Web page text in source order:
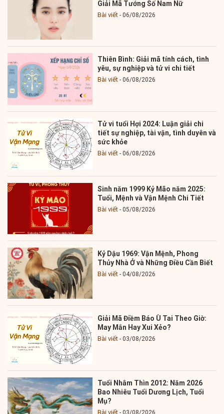
Giải Mã Tướng Số Nam Nữ
Bài viết 06/08/2026
Thiên Bình: Giải mã tính cách, tình
yêu, sự nghiệp và tử vi chi tiết
Bài viết 06/08/2026
Tử vi tuổi Hợi 2024: Luận giải chi
tiết sự nghiệp, tài vận, tình duyên và
sức khỏe
Bài viết 06/08/2026
Sinh năm 1999 Kỷ Mão năm 2025:
Tuổi, Mệnh và Vận Mệnh Chi Tiết
Bài viết 05/08/2026
Kỷ Dậu 1969: Vận Mệnh, Phong
Thủy Nhà Ở và Những Điều Cần Biết
Bài viết 04/08/2026
Giải Mã Điềm Báo Ù Tai Theo Giờ:
May Mắn Hay Xui Xẻo?
Bài viết 03/08/2026
Tuổi Nhâm Thìn 2012: Năm 2026
Bao Nhiêu Tuổi Dương Lịch, Tuổi
Mụ?
Bài viết